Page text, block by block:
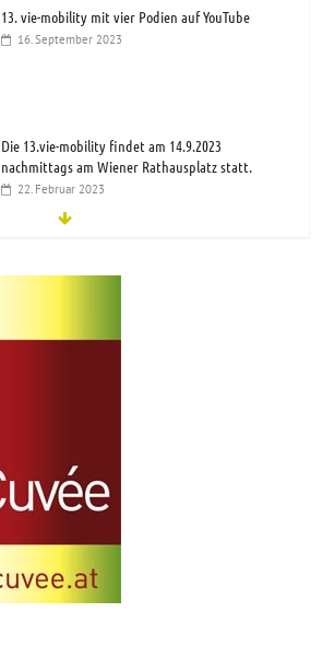
13. vie-mobility mit vier Podien auf YouTube
16. September 2023
Die 13.vie-mobility findet am 14.9.2023
nachmittags am Wiener Rathausplatz statt.
22. Februar 2023
12.vie-mobility: Der Zukunft verpflichtet